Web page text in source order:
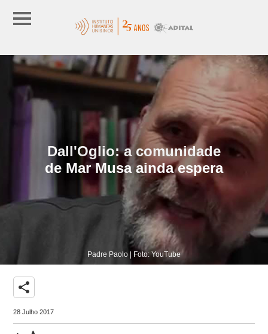
Dall'Oglio: a comunidade
de Mar Musa ainda espera
Padre Paolo | Foto: YouTube
share
28 Julho 2017